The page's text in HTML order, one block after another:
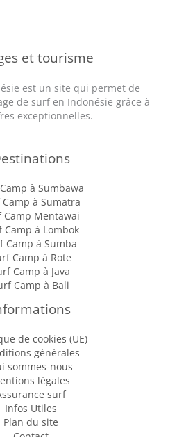
et tourisme
est un site qui permet de
de surf en Indonésie grâce à
exceptionnelles.
à Sumbawa
à Sumatra
Camp Mentawai
Camp à Lombok
Camp à Sumba
Camp à Rote
Camp à Java
Camp à Bali
de cookies (UE)
générales
sommes-nous
légales
surf
Infos Utiles
Plan du site